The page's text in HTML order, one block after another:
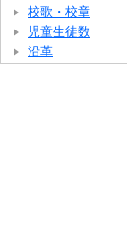
校歌・校章
児童生徒数
沿革